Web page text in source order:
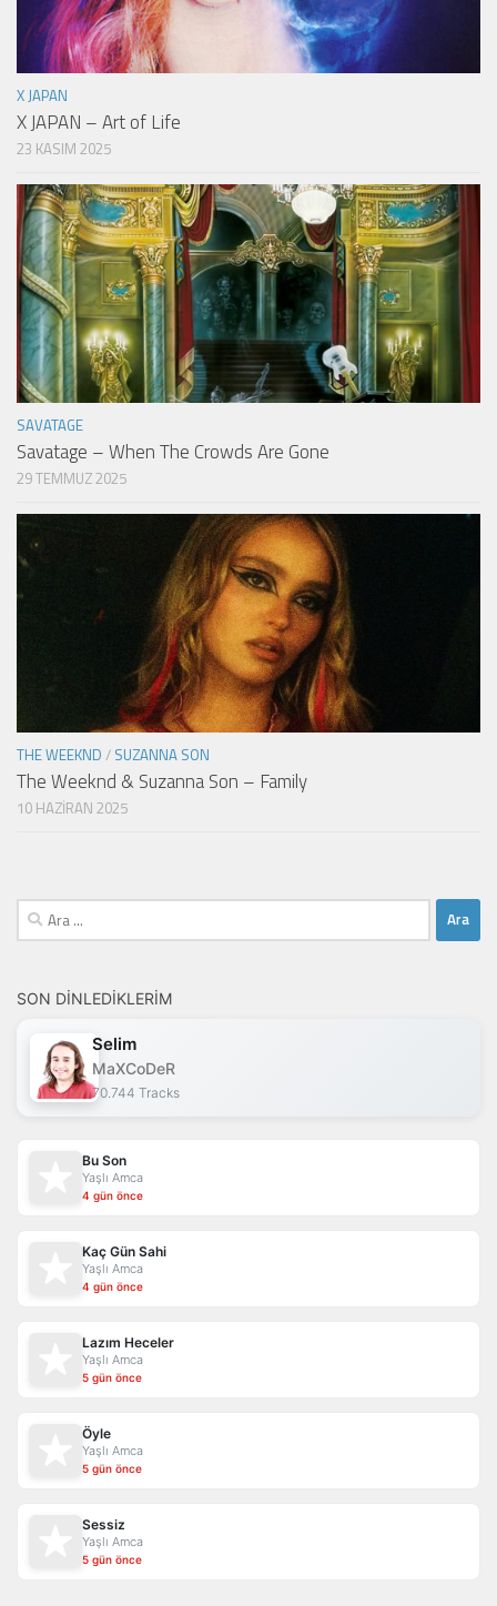
X JAPAN
X JAPAN – Art of Life
23 KASIM 2025
SAVATAGE
Savatage – When The Crowds Are Gone
29 TEMMUZ 2025
THE WEEKND / SUZANNA SON
The Weeknd & Suzanna Son – Family
10 HAZIRAN 2025
Arama:
SON DINLEDIKLERIM
Selim
MaXCoDeR
70.744 Tracks
Bu Son
Yaşlı Amca
4 gün önce
Kaç Gün Sahi
Yaşlı Amca
4 gün önce
Lazım Heceler
Yaşlı Amca
5 gün önce
Öyle
Yaşlı Amca
5 gün önce
Sessiz
Yaşlı Amca
5 gün önce